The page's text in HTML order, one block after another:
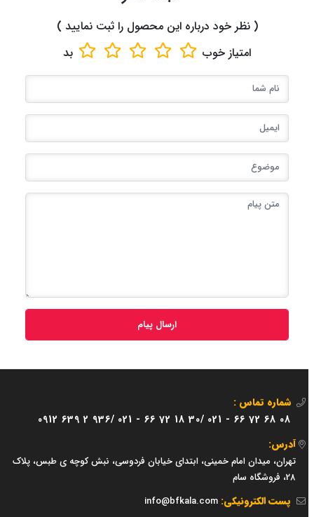
( نظر خود درباره این محصول را ثبت نمایید )
امتیاز خوب بد
ارسال پیام
شماره تماس :
021 - 66 72 68 08
021 - 66 72 18 30/
0912 639 2 936/
آدرس:
تهران، میدان امام خمینی، ابتدای خیابان فردوسی، نبش کوچه ی طبس، پلاک
28، فروشگاه سام
پست الکترونیکی:info@bfkala.com